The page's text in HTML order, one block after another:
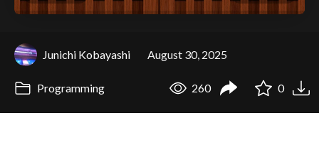
Junichi Kobayashi August 30, 2025
Programming 260 0